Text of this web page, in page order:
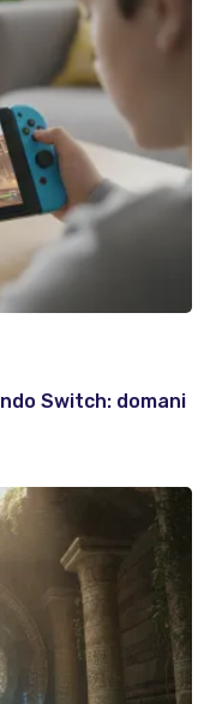
Switch: domani